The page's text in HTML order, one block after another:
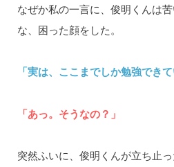
なぜか私の一言に、俊明くんは
な、困った顔をした。
「実は、ここまでしか勉強でき
「あっ。そうなの？」
突然ふいに、俊明くんが立ち止っ